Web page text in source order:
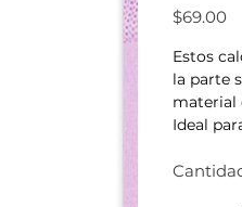
Precio
$69.00
Estos
la parte
material
Ideal